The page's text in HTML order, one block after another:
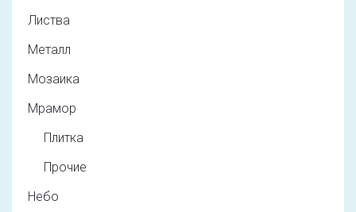
Листва
Металл
Мозаика
Мрамор
Плитка
Прочие
Небо